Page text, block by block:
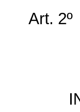
Art.